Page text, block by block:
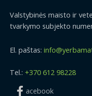
Valstybinės maisto ir
tvarkymo subjekto
El. paštas:
Tel.: +370 612 98228
acebook